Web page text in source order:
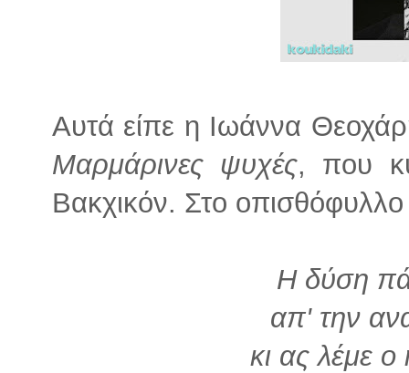
Αυτά είπε η Ιωάννα
Μαρμάρινες ψυχές, που
Βακχικόν. Στο
Η δύση
απ' την
κι ας λέμε ο